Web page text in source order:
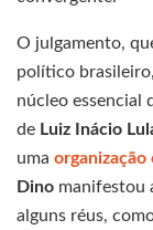
O julgamento,
político
núcleo essencial
de Luiz Inácio
uma
Dino manifestou
alguns réus,